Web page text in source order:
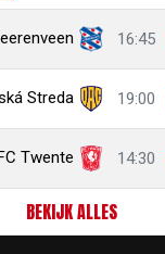
16:45
Streda 19:00
Twente 14:30
BEKIJK ALLES